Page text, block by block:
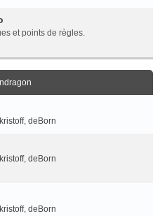
et points de règles.
kristoff, deBorn
kristoff, deBorn
kristoff, deBorn